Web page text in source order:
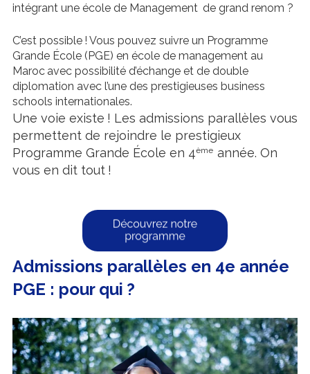
intégrant une école de Management de grand renom ?
C’est possible ! Vous pouvez suivre un Programme
Grande École (PGE) en école de management au
Maroc avec possibilité d’échange et de double
diplomation avec l’une des prestigieuses business
schools internationales.
Une voie existe ! Les admissions parallèles vous
permettent de rejoindre le prestigieux
Programme Grande École en 4ème année. On
vous en dit tout !
Admissions parallèles en 4e année
PGE : pour qui ?